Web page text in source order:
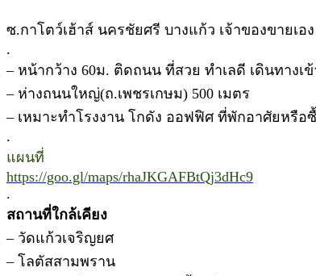
ซ.กาโตว์เฮ้าส์ นครชัยศรี บางแก้ว เจ้าของขายเอง
.
– หน้ากว้าง 60ม. ติดถนน ที่สวย ทำเลดี เดินทางเ
– ห่างถนนใหญ่(ถ.เพชรเกษม) 500 เมตร
– เหมาะทำโรงงาน โกดัง ออฟฟิศ ที่พักอาศัยหรือ
.
แผนที่
https://goo.gl/maps/rhaJKGAFBtQj3dHc9
.
สถานที่ใกล้เคียง
– วัดแก้วเจริญยศ
– โลตัสสามพราน